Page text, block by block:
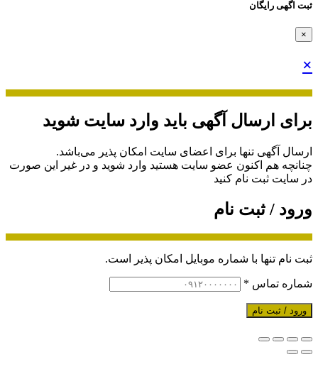
ثبت اگهی رایگان
×
×
برای ارسال آگهی باید وارد سایت شوید
ارسال آگهی تنها برای اعضای سایت امکان پذیر می‌باشد.
چنانچه هم‌ اکنون عضو سایت هستید وارد شوید و در غیر این صورت
در سایت ثبت نام کنید
ورود / ثبت نام
ثبت نام تنها با شماره موبایل امکان پذیر است.
شماره تماس *
ورود / ثبت نام